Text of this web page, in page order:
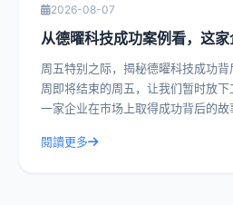
2026-08-07
从德曜科技成功案例看，这
周五特别之际，揭秘德曜科技成功背后的秘密 在
周即将结束的周五，让我们暂时放
一家企业在市场上取得成功背后的故
閱讀更多